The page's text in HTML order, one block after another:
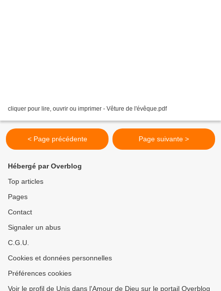
cliquer pour lire, ouvrir ou imprimer - Vêture de l'évêque.pdf
< Page précédente Page suivante >
Hébergé par Overblog
Top articles
Pages
Contact
Signaler un abus
C.G.U.
Cookies et données personnelles
Préférences cookies
Voir le profil de Unis dans l'Amour de Dieu sur le portail Overblog